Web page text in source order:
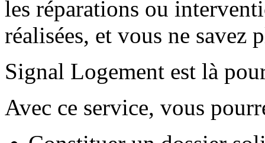
les réparations ou
réalisées, et vous ne savez
Signal Logement est là
Avec ce service, vous